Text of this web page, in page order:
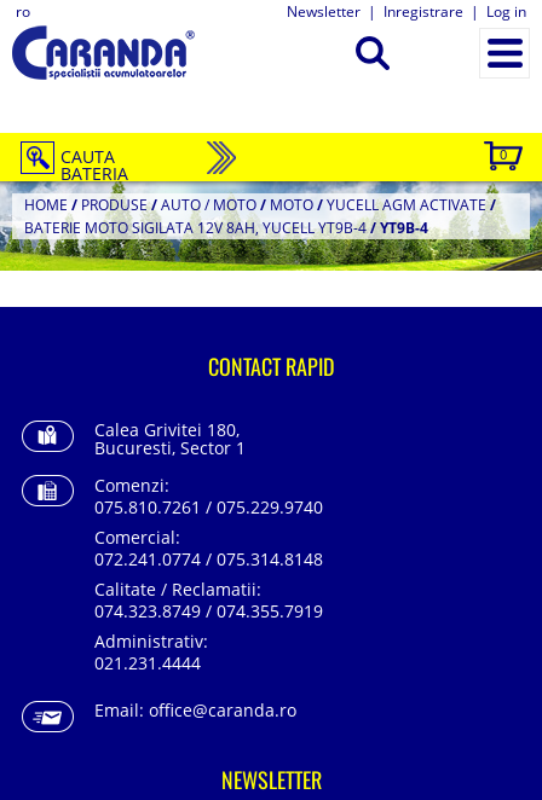
ro Newsletter | Inregistrare | Log in
0
CAUTA
BATERIA
HOME / PRODUSE/AUTO / MOTO/ MOTO/YUCELL AGM ACTIVATE/
BATERIE MOTO SIGILATA 12V 8AH, YUCELL YT9B-4/YT9B-4
CONTACT RAPID
Calea Grivitei 180,
Bucuresti, Sector 1
Comenzi:
075.810.7261 / 075.229.9740
Comercial:
072.241.0774 / 075.314.8148
Calitate / Reclamatii:
074.323.8749 / 074.355.7919
Administrativ:
021.231.4444
Email: office@caranda.ro
NEWSLETTER